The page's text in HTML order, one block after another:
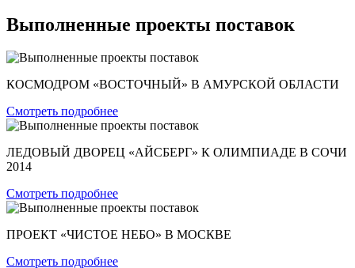
Выполненные проекты поставок
КОСМОДРОМ «ВОСТОЧНЫЙ» В АМУРСКОЙ ОБЛАСТИ
Смотреть подробнее
ЛЕДОВЫЙ ДВОРЕЦ «АЙСБЕРГ» К ОЛИМПИАДЕ В СОЧИ
2014
Смотреть подробнее
ПРОЕКТ «ЧИСТОЕ НЕБО» В МОСКВЕ
Смотреть подробнее